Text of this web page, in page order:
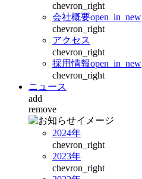
chevron_right
会社概要open_in_new
chevron_right
アクセス
chevron_right
採用情報open_in_new
chevron_right
ニュース
add
remove
2024年
chevron_right
2023年
chevron_right